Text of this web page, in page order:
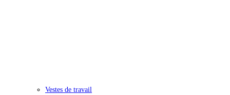
Vestes de travail